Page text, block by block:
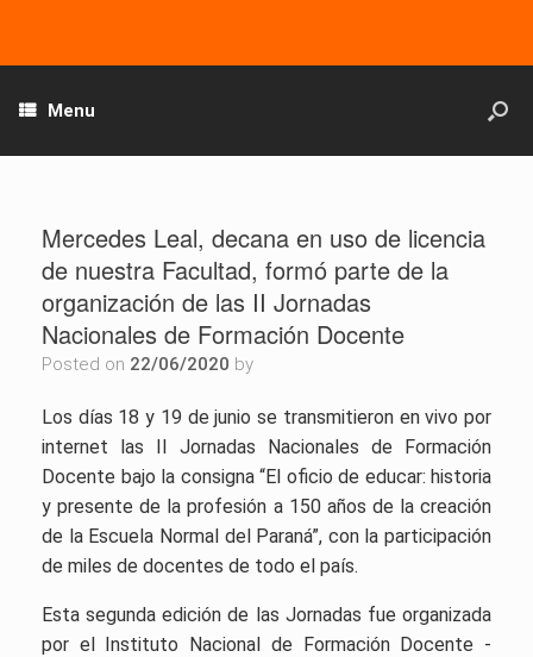
Menu
Mercedes Leal, decana en uso de licencia
de nuestra Facultad, formó parte de la
organización de las II Jornadas
Nacionales de Formación Docente
Posted on 22/06/2020 by
Los días 18 y 19 de junio se transmitieron en vivo por
internet las II Jornadas Nacionales de Formación
Docente bajo la consigna “El oficio de educar: historia
y presente de la profesión a 150 años de la creación
de la Escuela Normal del Paraná”, con la participación
de miles de docentes de todo el país.
Esta segunda edición de las Jornadas fue organizada
por el Instituto Nacional de Formación Docente -